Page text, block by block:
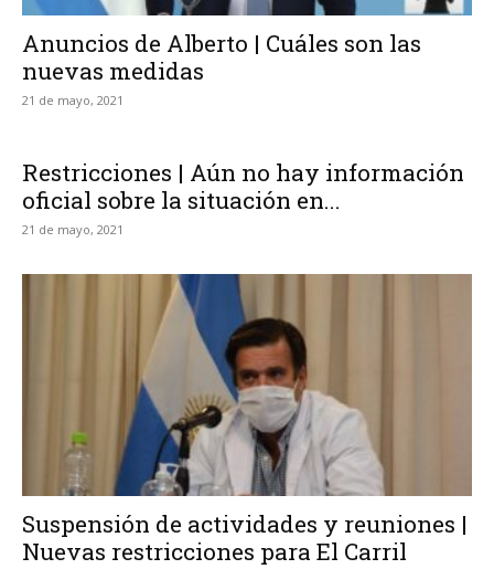
Anuncios de Alberto | Cuáles son las
nuevas medidas
21 de mayo, 2021
Restricciones | Aún no hay información
oficial sobre la situación en...
21 de mayo, 2021
Suspensión de actividades y reuniones |
Nuevas restricciones para El Carril